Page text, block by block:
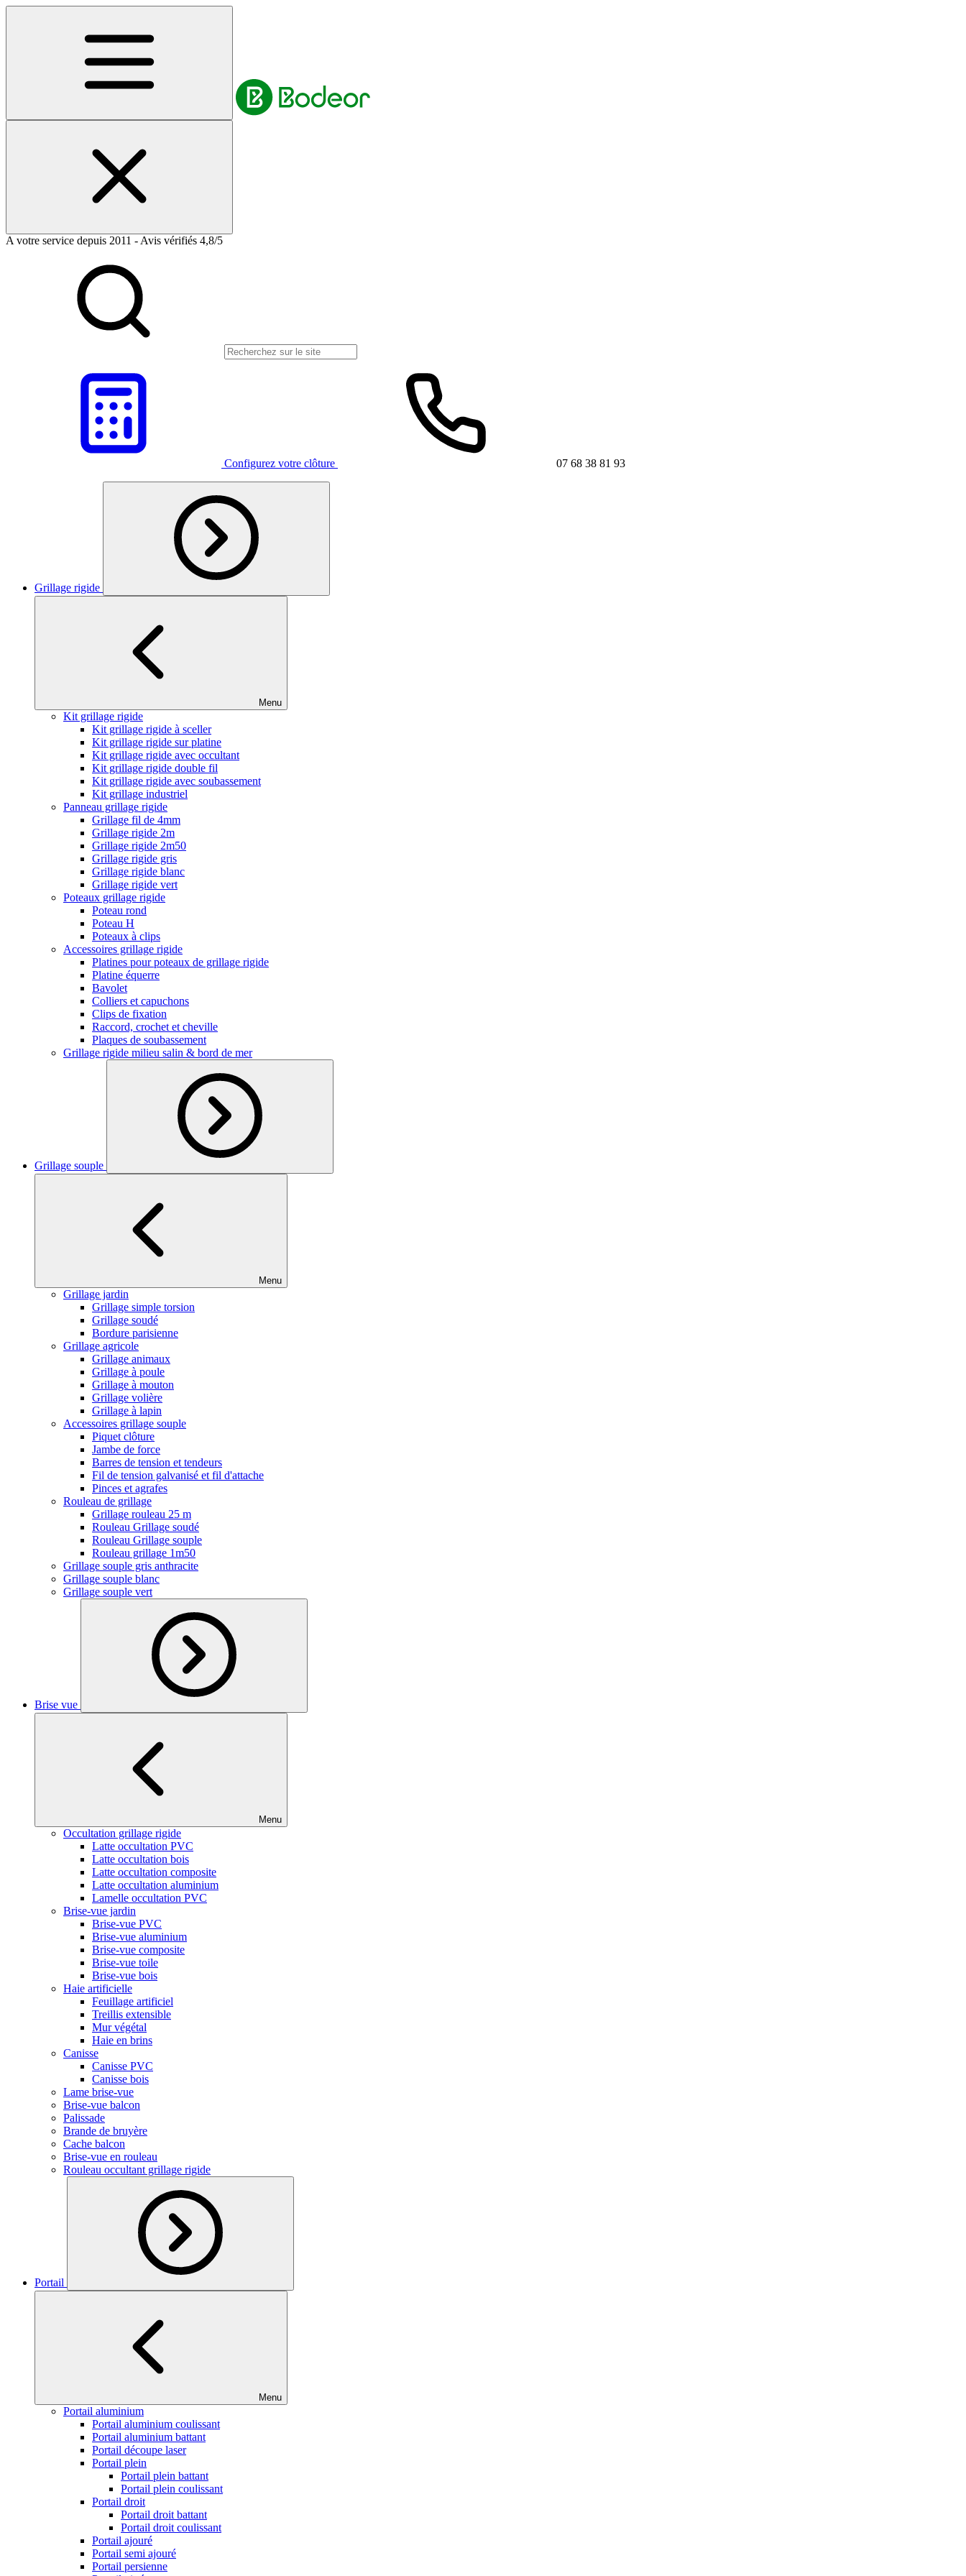
A votre service depuis 2011 - Avis vérifiés 4,8/5
Configurez votre clôture 07 68 38 81 93
Grillage rigide
Menu
Kit grillage rigide
Kit grillage rigide à sceller
Kit grillage rigide sur platine
Kit grillage rigide avec occultant
Kit grillage rigide double fil
Kit grillage rigide avec soubassement
Kit grillage industriel
Panneau grillage rigide
Grillage fil de 4mm
Grillage rigide 2m
Grillage rigide 2m50
Grillage rigide gris
Grillage rigide blanc
Grillage rigide vert
Poteaux grillage rigide
Poteau rond
Poteau H
Poteaux à clips
Accessoires grillage rigide
Platines pour poteaux de grillage rigide
Platine équerre
Bavolet
Colliers et capuchons
Clips de fixation
Raccord, crochet et cheville
Plaques de soubassement
Grillage rigide milieu salin & bord de mer
Grillage souple
Menu
Grillage jardin
Grillage simple torsion
Grillage soudé
Bordure parisienne
Grillage agricole
Grillage animaux
Grillage à poule
Grillage à mouton
Grillage volière
Grillage à lapin
Accessoires grillage souple
Piquet clôture
Jambe de force
Barres de tension et tendeurs
Fil de tension galvanisé et fil d'attache
Pinces et agrafes
Rouleau de grillage
Grillage rouleau 25 m
Rouleau Grillage soudé
Rouleau Grillage souple
Rouleau grillage 1m50
Grillage souple gris anthracite
Grillage souple blanc
Grillage souple vert
Brise vue
Menu
Occultation grillage rigide
Latte occultation PVC
Latte occultation bois
Latte occultation composite
Latte occultation aluminium
Lamelle occultation PVC
Brise-vue jardin
Brise-vue PVC
Brise-vue aluminium
Brise-vue composite
Brise-vue toile
Brise-vue bois
Haie artificielle
Feuillage artificiel
Treillis extensible
Mur végétal
Haie en brins
Canisse
Canisse PVC
Canisse bois
Lame brise-vue
Brise-vue balcon
Palissade
Brande de bruyère
Cache balcon
Brise-vue en rouleau
Rouleau occultant grillage rigide
Portail
Menu
Portail aluminium
Portail aluminium coulissant
Portail aluminium battant
Portail découpe laser
Portail plein
Portail plein battant
Portail plein coulissant
Portail droit
Portail droit battant
Portail droit coulissant
Portail ajouré
Portail semi ajouré
Portail persienne